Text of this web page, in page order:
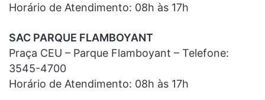
Horário de Atendimento: 08h às 17h
SAC PARQUE FLAMBOYANT
Praça CEU – Parque Flamboyant – Telefone:
3545-4700
Horário de Atendimento: 08h às 17h